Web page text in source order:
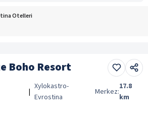
Otelleri
Boho Resort
|
Xylokastro-
Evrostina
Merkez:
17.8
km